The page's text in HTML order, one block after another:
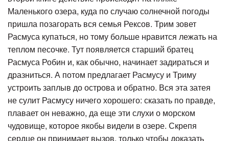
Маленького озера, куда по случаю солнечной погоды
пришла позагорать вся семья Рексов. Трим зовет
Расмуса купаться, но тому больше нравится лежать на
теплом песочке. Тут появляется старший братец
Расмуса Робин и, как обычно, начинает задираться и
дразниться. А потом предлагает Расмусу и Триму
устроить заплыв до острова и обратно. Вся эта затея
не сулит Расмусу ничего хорошего: сказать по правде,
плавает он неважно, да еще эти слухи о морском
чудовище, которое якобы видели в озере. Скрепя
сердце он принимает вызов, только чтобы доказать